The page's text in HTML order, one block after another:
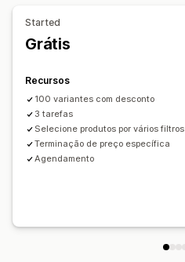
Started
Grátis
Recursos
100 variantes com desconto
3 tarefas
Selecione produtos por vários filtros
Terminação de preço específica
Agendamento